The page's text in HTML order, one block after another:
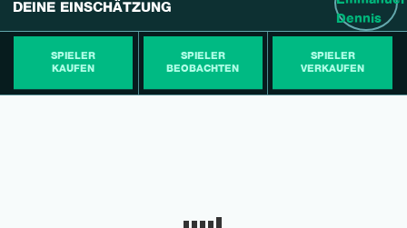
DEINE EINSCHÄTZUNG
SPIELER
KAUFEN
SPIELER
BEOBACHTEN
SPIELER
VERKAUFEN